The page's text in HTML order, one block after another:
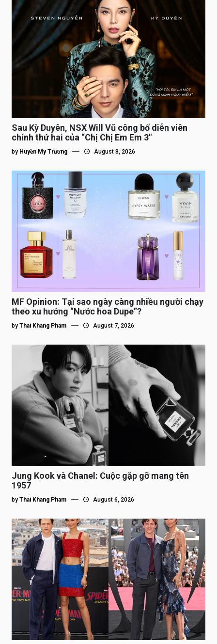
Sau Kỳ Duyên, NSX Will Vũ công bố diễn viên
chính thứ hai của “Chị Chị Em Em 3″
by Huyền My Trương August 8, 2026
MF Opinion: Tại sao ngày càng nhiều người chạy
theo xu hướng “Nước hoa Dupe”?
by Thai Khang Pham August 7, 2026
Jung Kook và Chanel: Cuộc gặp gỡ mang tên
1957
by Thai Khang Pham August 6, 2026